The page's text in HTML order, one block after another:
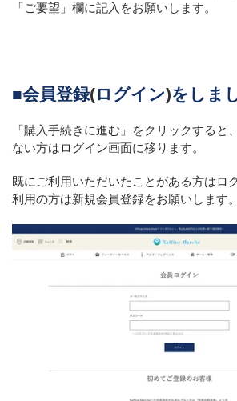
「ご要望」欄に記入をお願いします。
■会員登録(ログイン)をしま
「購入手続きに進む」をクリックすると
ない方はログイン画面に移ります。
既にご利用いただいたことがある方はロ
利用の方は新規会員登録をお願いします。